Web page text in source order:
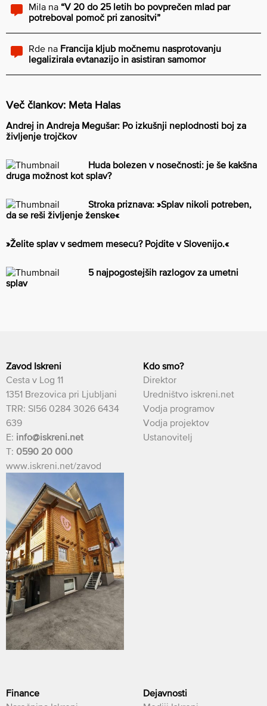
Mila na “V 20 do 25 letih bo povprečen mlad par
potreboval pomoč pri zanositvi”
Rde na Francija kljub močnemu nasprotovanju
legalizirala evtanazijo in asistiran samomor
Več člankov: Meta Halas
Andrej in Andreja Megušar: Po izkušnji neplodnosti boj za
življenje trojčkov
Huda bolezen v nosečnosti: je še kakšna
druga možnost kot splav?
Stroka priznava: »Splav nikoli potreben,
da se reši življenje ženske«
»Želite splav v sedmem mesecu? Pojdite v Slovenijo.«
5 najpogostejših razlogov za umetni
splav
Zavod Iskreni
Cesta v Log 11
1351 Brezovica pri Ljubljani
TRR: SI56 0284 3026 6434
639
E: info@iskreni.net
T: 0590 20 000
www.iskreni.net/zavod
Kdo smo?
Direktor
Uredništvo iskreni.net
Vodja programov
Vodja projektov
Ustanovitelj
Finance
Dejavnosti